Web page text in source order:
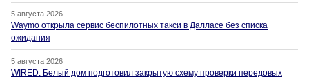
5 августа 2026
Waymo открыла сервис беспилотных такси в Далласе без списка
ожидания
5 августа 2026
WIRED: Белый дом подготовил закрытую схему проверки передовых